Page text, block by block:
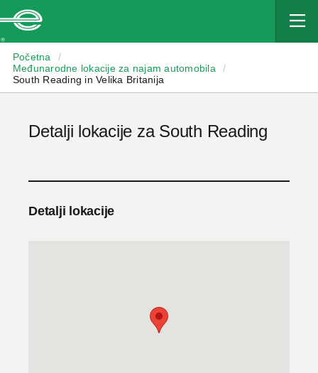
Početna
/
Međunarodne lokacije za najam automobila
/
South Reading in Velika Britanija
Detalji lokacije za South Reading
Detalji lokacije